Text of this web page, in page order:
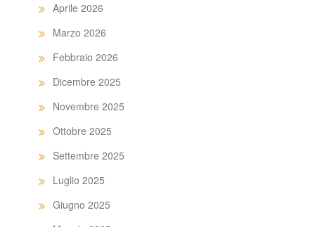
Aprile 2026
Marzo 2026
Febbraio 2026
Dicembre 2025
Novembre 2025
Ottobre 2025
Settembre 2025
Luglio 2025
Giugno 2025